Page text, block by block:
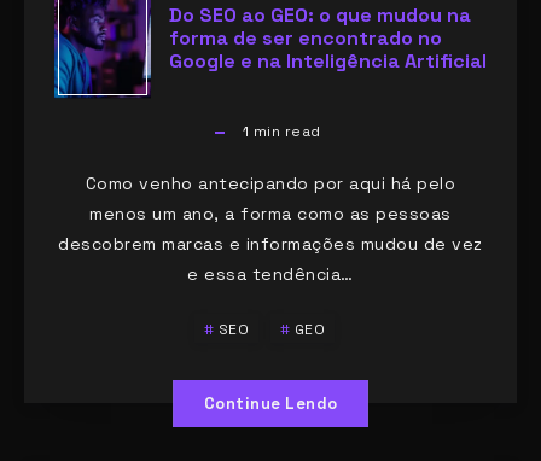
Do SEO ao GEO: o que mudou na
forma de ser encontrado no
Google e na Inteligência Artificial
1 min read
Como venho antecipando por aqui há pelo
menos um ano, a forma como as pessoas
descobrem marcas e informações mudou de vez
e essa tendência…
SEO GEO
Continue Lendo